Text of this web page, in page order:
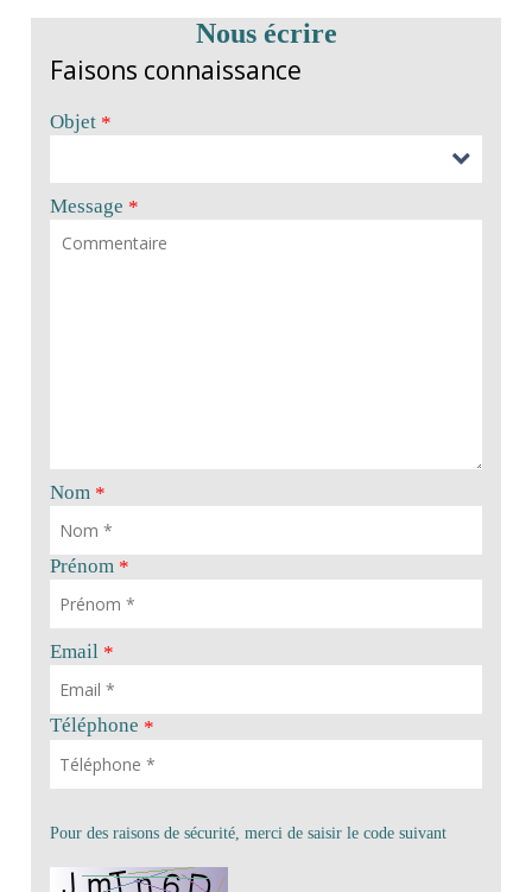
Nous écrire
Faisons connaissance
Objet *
Message *
Nom *
Prénom *
Email *
Téléphone *
Pour des raisons de sécurité, merci de saisir le code suivant